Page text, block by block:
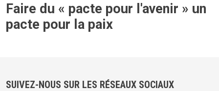
Faire du « pacte pour l'avenir » un
pacte pour la paix
SUIVEZ-NOUS SUR LES RÉSEAUX SOCIAUX